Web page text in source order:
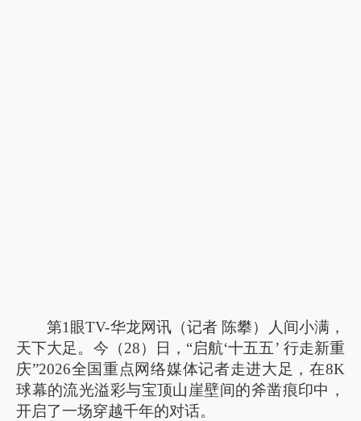
第1眼TV-华龙网讯（记者 陈攀）人间小满，
天下大足。今（28）日，“启航‘十五五’ 行走新重
庆”2026全国重点网络媒体记者走进大足，在8K
球幕的流光溢彩与宝顶山崖壁间的斧凿痕印中，
开启了一场穿越千年的对话。